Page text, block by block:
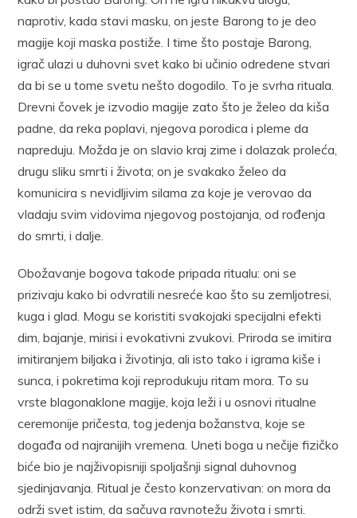
naprotiv, kada stavi masku, on jeste Barong to je deo
magije koji maska postiže. I time što postaje Barong,
igrač ulazi u duhovni svet kako bi učinio odredene stvari
da bi se u tome svetu nešto dogodilo. To je svrha rituala.
Drevni čovek je izvodio magije zato što je želeo da kiša
padne, da reka poplavi, njegova porodica i pleme da
napreduju. Možda je on slavio kraj zime i dolazak proleća,
drugu sliku smrti i života; on je svakako želeo da
komunicira s nevidljivim silama za koje je verovao da
vladaju svim vidovima njegovog postojanja, od rođenja
do smrti, i dalje.
Obožavanje bogova takode pripada ritualu: oni se
prizivaju kako bi odvratili nesreće kao što su zemljotresi,
kuga i glad. Mogu se koristiti svakojaki specijalni efekti
dim, bajanje, mirisi i evokativni zvukovi. Priroda se imitira
imitiranjem biljaka i životinja, ali isto tako i igrama kiše i
sunca, i pokretima koji reprodukuju ritam mora. To su
vrste blagonaklone magije, koja leži i u osnovi ritualne
ceremonije pričesta, tog jedenja božanstva, koje se
događa od najranijih vremena. Uneti boga u nečije fizičko
biće bio je najživopisniji spoljašnji signal duhovnog
sjedinjavanja. Ritual je često konzervativan: on mora da
održi svet istim, da sačuva ravnotežu života i smrti.